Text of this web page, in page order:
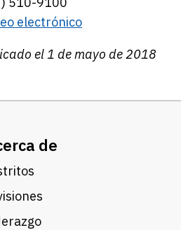
electrónico
el 1 de mayo de 2018
de